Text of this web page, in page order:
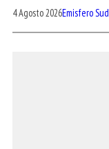
4 Agosto 2026Emisfero Sud